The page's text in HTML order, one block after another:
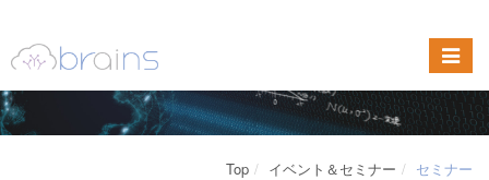
Top イベント＆セミナー セミナー